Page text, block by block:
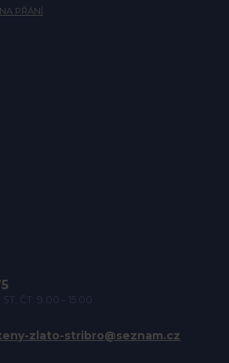
PŘÁNÍ
ČT: 9.00 - 15.00
zlato-stribro@seznam.cz